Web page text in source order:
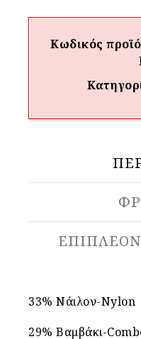
Κωδικός
33% Νάιλον-Nylon
29% Βαμβάκι-